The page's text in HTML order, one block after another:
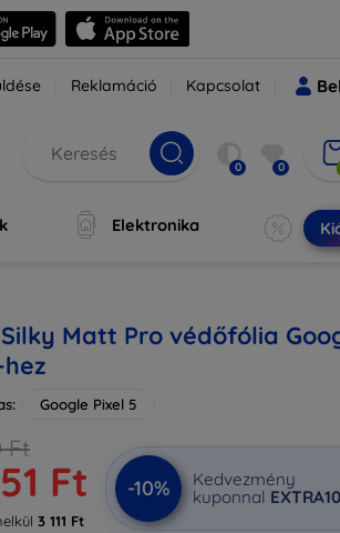
Reklamáció Kapcsolat
0 0
Elektronika
Matt Pro védőfólia
hez
Google Pixel 5
Ft
Ft
3 111 Ft
-10%
Kedvezmény
kuponnal EXTRA10